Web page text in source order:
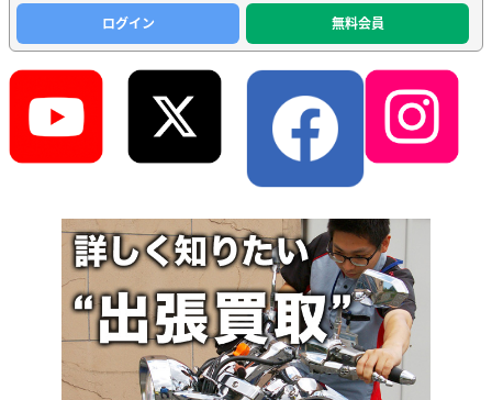
ログイン
無料会員